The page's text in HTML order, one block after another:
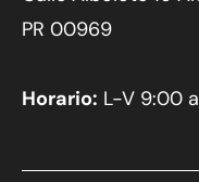
PR 00969
Horario: L-V 9:00